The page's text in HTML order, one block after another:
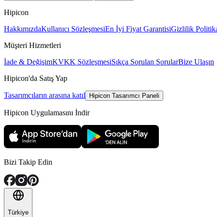
Hipicon
HakkımızdaKullanıcı SözleşmesiEn İyi Fiyat GarantisiGizlilik
Müşteri Hizmetleri
İade & DeğişimKVKK SözleşmesiSıkça Sorulan SorularBize Ulaşın
Hipicon'da Satış Yap
Tasarımcıların arasına katıl Hipicon Tasarımcı Paneli
Hipicon Uygulamasını İndir
Bizi Takip Edin
Türkiye